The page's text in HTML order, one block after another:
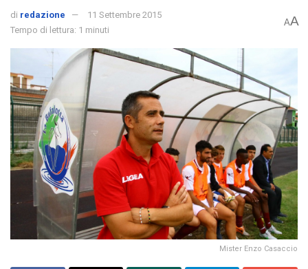
di redazione
11 Settembre 2015
Tempo di lettura: 1 minuti
AA
Mister Enzo Casaccio